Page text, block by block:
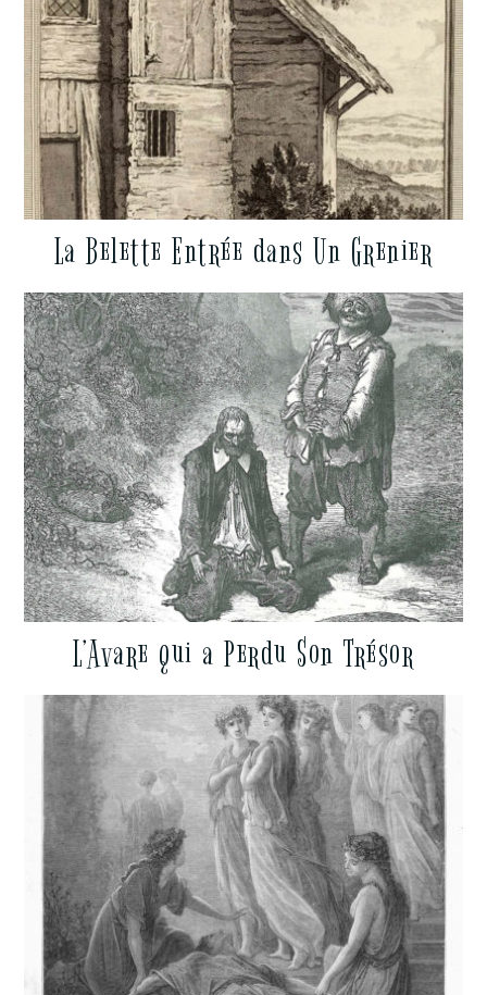
La Belette Entrée dans Un Grenier
L’Avare qui a Perdu Son Trésor